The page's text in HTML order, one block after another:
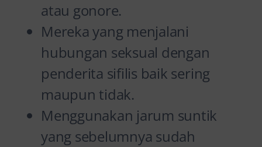
atau gonore.
Mereka yang menjalani
hubungan seksual dengan
penderita sifilis baik sering
maupun tidak.
Menggunakan jarum suntik
yang sebelumnya sudah